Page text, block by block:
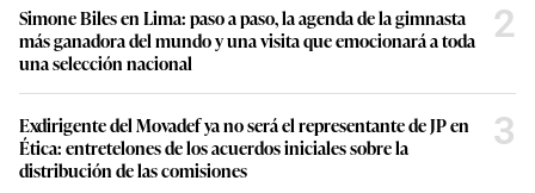
Simone Biles en Lima: paso a paso, la agenda de la gimnasta
más ganadora del mundo y una visita que emocionará a toda
una selección nacional
2
Exdirigente del Movadef ya no será el representante de JP en
Ética: entretelones de los acuerdos iniciales sobre la
distribución de las comisiones
3